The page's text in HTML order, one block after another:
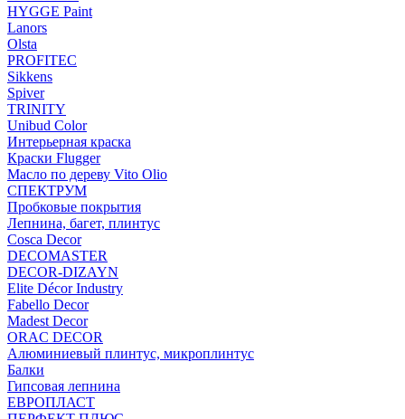
HYGGE Paint
Lanors
Olsta
PROFITEC
Sikkens
Spiver
TRINITY
Unibud Color
Интерьерная краска
Краски Flugger
Масло по дереву Vito Olio
СПЕКТРУМ
Пробковые покрытия
Лепнина, багет, плинтус
Cosca Decor
DECOMASTER
DECOR-DIZAYN
Elite Décor Industry
Fabello Decor
Madest Decor
ORAC DECOR
Алюминиевый плинтус, микроплинтус
Балки
Гипсовая лепнина
ЕВРОПЛАСТ